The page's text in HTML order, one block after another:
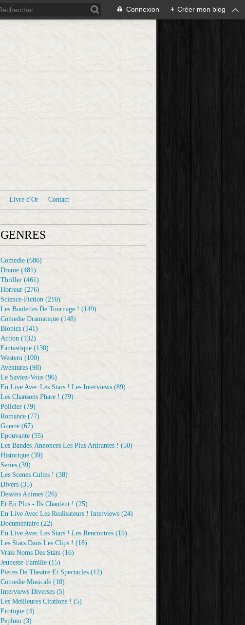
Connexion + Créer mon blog
Livre d'Or Contact
GENRES
Comedie (686)
Drame (481)
Thriller (461)
Horreur (276)
Science-Fiction (210)
Les Boulettes De Tournage ! (149)
Comedie Dramatique (148)
Biopics (141)
Action (132)
Fantastique (130)
Western (100)
Aventures (98)
Le Saviez-Vous (96)
En Live Avec Les Stars ! Les Interviews (89)
Les Chansons Phare ! (79)
Policier (79)
Romance (77)
Guerre (67)
Epouvante (55)
Les Bandes-Annonces Les Plus Attirantes ! (50)
Historique (39)
Series (39)
Les Scenes Cultes ! (38)
Divers (35)
Dessins Animes (26)
Et En Plus - Ils Chantent ! (25)
En Live Avec Les Realisateurs ! Interviews (24)
Documentaire (22)
En Live Avec Les Stars ! Les Rencontres (19)
Les Stars Dans Les Clips ! (18)
Vrais Noms Des Stars (16)
Jeunesse-Famille (15)
Pieces De Theatre Et Spectacles (12)
Comedie Musicale (10)
Interviews Diverses (5)
Les Meilleures Citations ! (5)
Erotique (4)
Peplum (3)